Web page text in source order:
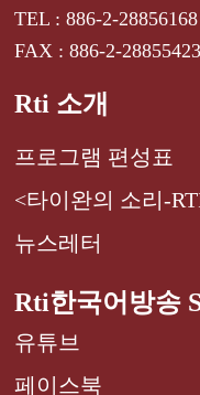
TEL : 886-2-28856168
FAX : 886-2-28855423
Rti 소개
프로그램 편성표
<타이완의 소리-
뉴스레터
Rti한국어방송
유튜브
페이스북